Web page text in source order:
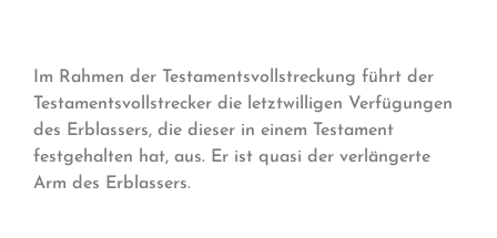
Im Rahmen der Testamentsvollstreckung führt der
Testamentsvollstrecker die letztwilligen Verfügungen
des Erblassers, die dieser in einem Testament
festgehalten hat, aus. Er ist quasi der verlängerte
Arm des Erblassers.